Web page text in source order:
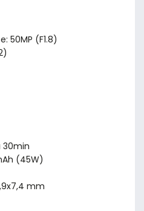
50MP (F1.8)
30min
(45W)
mm